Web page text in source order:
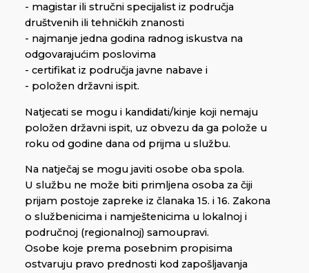
- magistar ili stručni specijalist iz područja
društvenih ili tehničkih znanosti
- najmanje jedna godina radnog iskustva na
odgovarajućim poslovima
- certifikat iz područja javne nabave i
- položen državni ispit.
Natjecati se mogu i kandidati/kinje koji nemaju
položen državni ispit, uz obvezu da ga polože u
roku od godine dana od prijma u službu.
Na natječaj se mogu javiti osobe oba spola.
U službu ne može biti primljena osoba za čiji
prijam postoje zapreke iz članaka 15. i 16. Zakona
o službenicima i namještenicima u lokalnoj i
područnoj (regionalnoj) samoupravi.
Osobe koje prema posebnim propisima
ostvaruju pravo prednosti kod zapošljavanja